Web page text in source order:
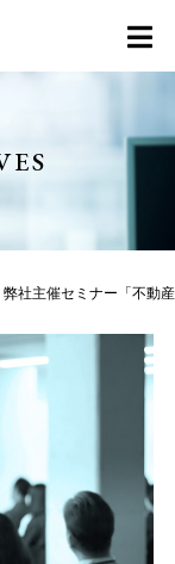
弊社主催セミナー「不動産を使ったタックスマネジメントの極意」